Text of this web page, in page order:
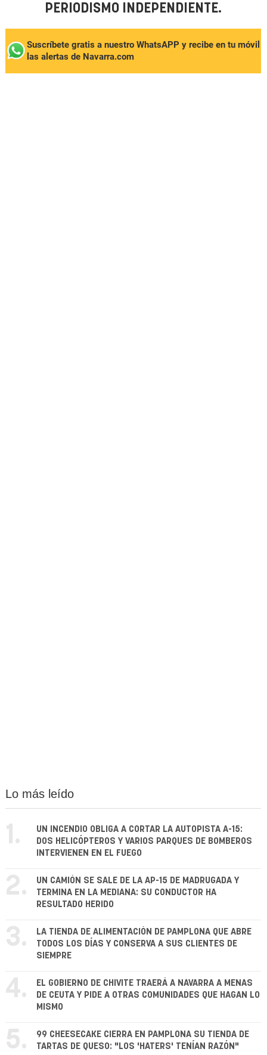
PERIODISMO INDEPENDIENTE.
Suscríbete gratis a nuestro WhatsAPP y recibe en tu móvil
las alertas de Navarra.com
Lo más leído
1.
UN INCENDIO OBLIGA A CORTAR LA AUTOPISTA A-15:
DOS HELICÓPTEROS Y VARIOS PARQUES DE BOMBEROS
INTERVIENEN EN EL FUEGO
2.
UN CAMIÓN SE SALE DE LA AP-15 DE MADRUGADA Y
TERMINA EN LA MEDIANA: SU CONDUCTOR HA
RESULTADO HERIDO
3.
LA TIENDA DE ALIMENTACIÓN DE PAMPLONA QUE ABRE
TODOS LOS DÍAS Y CONSERVA A SUS CLIENTES DE
SIEMPRE
4.
EL GOBIERNO DE CHIVITE TRAERÁ A NAVARRA A MENAS
DE CEUTA Y PIDE A OTRAS COMUNIDADES QUE HAGAN LO
MISMO
5.
99 CHEESECAKE CIERRA EN PAMPLONA SU TIENDA DE
TARTAS DE QUESO: "LOS 'HATERS' TENÍAN RAZÓN"